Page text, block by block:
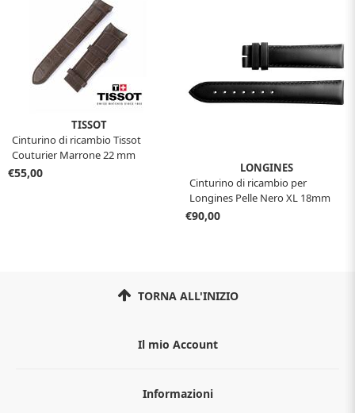
TISSOT
Cinturino di ricambio Tissot
Couturier Marrone 22 mm
€55,00
LONGINES
Cinturino di ricambio per
Longines Pelle Nero XL 18mm
€90,00
TORNA ALL'INIZIO
Il mio Account
Informazioni